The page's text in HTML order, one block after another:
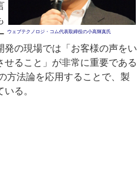
ウェブテクノロジ・コム代表取締役の小高輝真氏
発の現場では「お客様の声をい
ること」が非常に重要である
方法論を応用することで、製
る。